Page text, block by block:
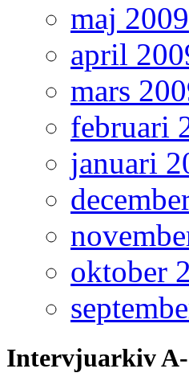
maj 2009
april
mars
februari
januari
oktober
Intervjuarkiv